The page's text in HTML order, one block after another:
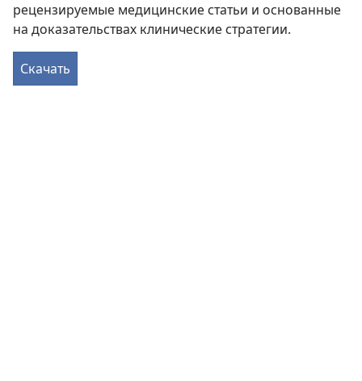
рецензируемые медицинские статьи и основанные
на доказательствах клинические стратегии.
Скачать